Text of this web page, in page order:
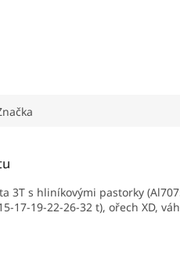
3T s hliníkovými pastorky
17-19-22-26-32 t), ořech XD,